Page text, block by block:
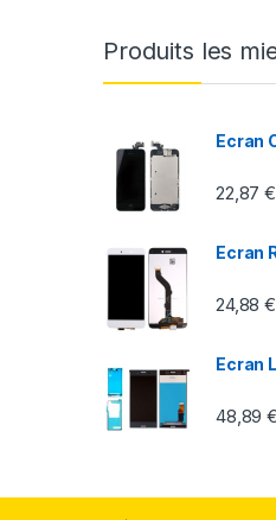
Produits les
Ecran
22,87€
Ecran
24,88€
Ecran
48,89€